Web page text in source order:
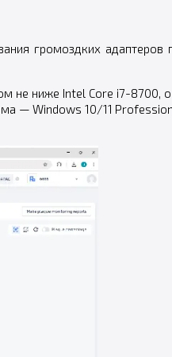
громоздких адаптеров
не ниже Intel Core i7-8700,
— Windows 10/11